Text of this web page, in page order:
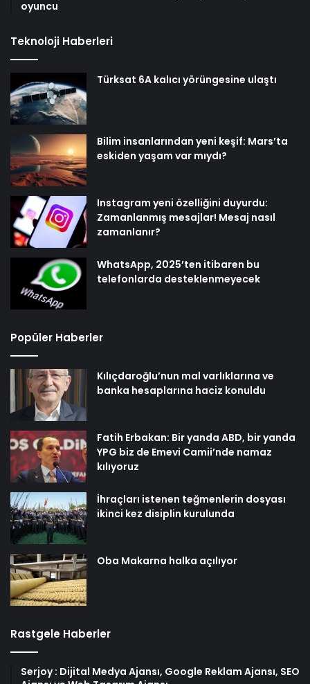
oyuncu
Teknoloji Haberleri
Türksat 6A kalıcı yörüngesine ulaştı
Bilim insanlarından yeni keşif: Mars’ta
eskiden yaşam var mıydı?
Instagram yeni özelliğini duyurdu:
Zamanlanmış mesajlar! Mesaj nasıl
zamanlanır?
WhatsApp, 2025’ten itibaren bu
telefonlarda desteklenmeyecek
Popüler Haberler
Kılıçdaroğlu’nun mal varlıklarına ve
banka hesaplarına haciz konuldu
Fatih Erbakan: Bir yanda ABD, bir yanda
YPG biz de Emevi Camii’nde namaz
kılıyoruz
İhraçları istenen teğmenlerin dosyası
ikinci kez disiplin kurulunda
Oba Makarna halka açılıyor
Rastgele Haberler
Serjoy : Dijital Medya Ajansı, Google Reklam Ajansı, SEO